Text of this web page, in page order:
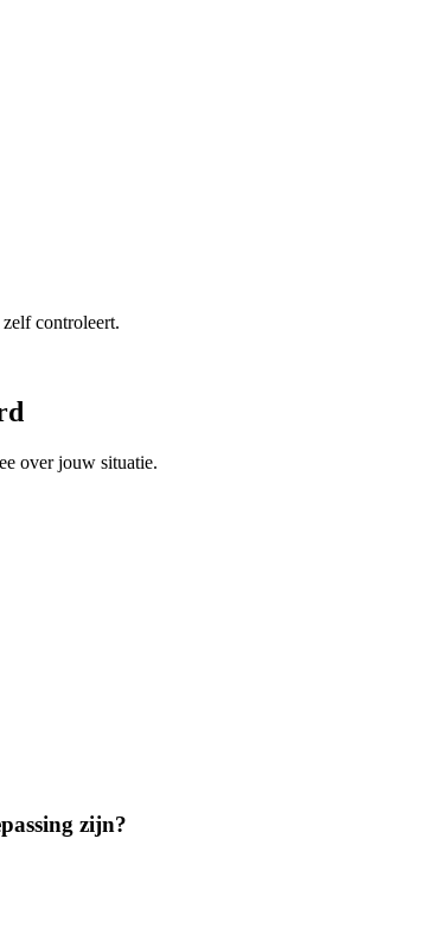
controleert.
over jouw situatie.
zijn?